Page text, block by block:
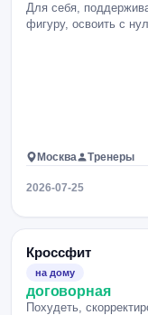
Для себя,
фигуру, освоить с
Москва Тренеры
2026-07-25
Кроссфит
на дому
договорная
Похудеть,